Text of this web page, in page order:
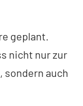
geplant.
nicht nur zur
sondern auch